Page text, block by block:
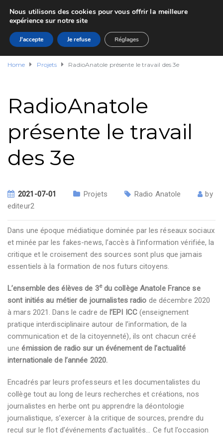
Home Projets RadioAnatole présente le travail des 3e
RadioAnatole
présente le travail
des 3e
2021-07-01 Projets Radio Anatole
by
editeur2
Dans une époque médiatique dominée par les réseaux sociaux
et minée par les fakes-news, l’accès à l’information vérifiée, la
critique et le croisement des sources sont plus que jamais
essentiels à la formation de nos futurs citoyens.
L’ensemble des élèves de 3edu collège Anatole France se
sont initiés au métier de journalistes radio de décembre 2020
à mars 2021. Dans le cadre de l’EPI ICC(enseignement
pratique interdisciplinaire autour de l’information, de la
communication et de la citoyenneté), ils ont chacun créé
uneémission de radio sur un événement de l’actualité
internationale de l’année 2020.
Encadrés par leurs professeurs et les documentalistes du
collège tout au long de leurs recherches et créations, nos
journalistes en herbe ont pu apprendre la déontologie
journalistique, s’exercer à la critique de sources, prendre du
recul sur le flot d’événements d’actualités… Ce fut l’occasion
Nous utilisons des cookies pour vous offrir la meilleure
expérience sur notre site
J'accepte Je refuse Réglages